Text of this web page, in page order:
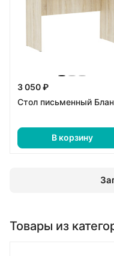
3 050 ₽
Стол письменный
В корзину
Товары из